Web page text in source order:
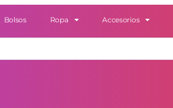
Bolsos Ropa Accesorios